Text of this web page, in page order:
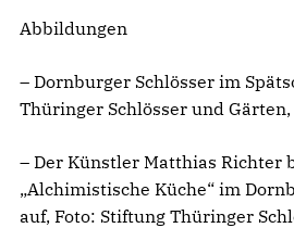
Abbildungen
– Dornburger Schlösser im
Thüringer Schlösser und
– Der Künstler Matthias Richter
„Alchimistische Küche“ im
auf, Foto: Stiftung Thüringer